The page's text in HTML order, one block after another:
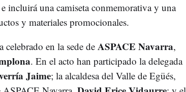
incluirá una camiseta conmemorativa y una
y materiales promocionales.
en la sede de ASPACE Navarra,
. En el acto han participado la delegada
Jaime; la alcaldesa del Valle de Egüés,